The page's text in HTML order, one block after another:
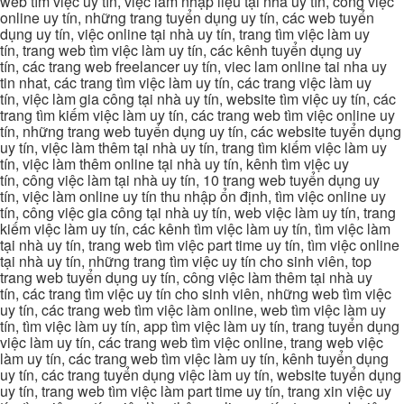
online uy tín, những trang tuyển dụng uy tín, các web tuyển
dụng uy tín, việc online tại nhà uy tín, trang tìm việc làm uy
tín, trang web tìm việc làm uy tín, các kênh tuyển dụng uy
tín, các trang web freelancer uy tín, viec lam online tai nha uy
tin nhat, các trang tìm việc làm uy tín, các trang việc làm uy
tín, việc làm gia công tại nhà uy tín, website tìm việc uy tín, các
trang tìm kiếm việc làm uy tín, các trang web tìm việc online uy
tín, những trang web tuyển dụng uy tín, các website tuyển dụng
uy tín, việc làm thêm tại nhà uy tín, trang tìm kiếm việc làm uy
tín, việc làm thêm online tại nhà uy tín, kênh tìm việc uy
tín, công việc làm tại nhà uy tín, 10 trang web tuyển dụng uy
tín, việc làm online uy tín thu nhập ổn định, tìm việc online uy
tín, công việc gia công tại nhà uy tín, web việc làm uy tín, trang
kiếm việc làm uy tín, các kênh tìm việc làm uy tín, tìm việc làm
tại nhà uy tín, trang web tìm việc part time uy tín, tìm việc online
tại nhà uy tín, những trang tìm việc uy tín cho sinh viên, top
trang web tuyển dụng uy tín, công việc làm thêm tại nhà uy
tín, các trang tìm việc uy tín cho sinh viên, những web tìm việc
uy tín, các trang web tìm việc làm online, web tìm việc làm uy
tín, tìm việc làm uy tín, app tìm việc làm uy tín, trang tuyển dụng
việc làm uy tín, các trang web tìm việc online, trang web việc
làm uy tín, các trang web tìm việc làm uy tín, kênh tuyển dụng
uy tín, các trang tuyển dụng việc làm uy tín, website tuyển dụng
uy tín, trang web tìm việc làm part time uy tín, trang xin việc uy